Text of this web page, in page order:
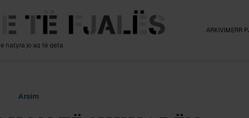
natyra jo aq të qeta
ARKIVIMERR
Arsim